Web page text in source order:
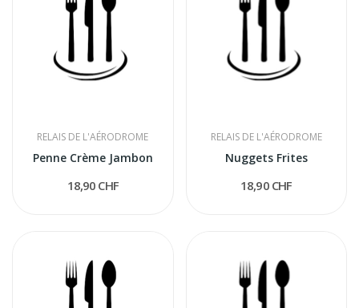
RELAIS DE L'AÉRODROME
Penne Crème Jambon
18,90 CHF
RELAIS DE L'AÉRODROME
Nuggets Frites
18,90 CHF